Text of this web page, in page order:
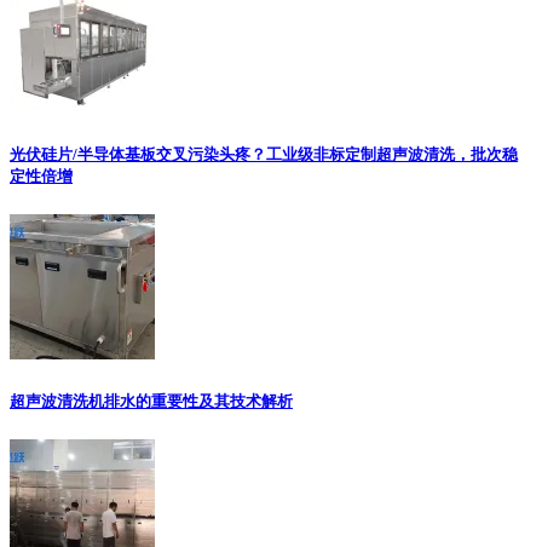
光伏硅片/半导体基板交叉污染头疼？工业级非标定制超声波清洗，批次稳
定性倍增
超声波清洗机排水的重要性及其技术解析